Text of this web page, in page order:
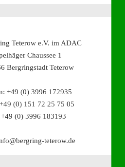
Teterow e.V. im ADAC
Chaussee 1
Bergringstadt Teterow
+49 (0) 3996 172935
(0) 151 72 25 75 05
(0) 3996 183193
teterow.de